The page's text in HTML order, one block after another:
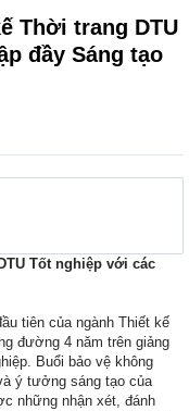
Thời trang DTU
đầy Sáng tạo
Tốt nghiệp với các
tiên của ngành Thiết kế
đường 4 năm trên giảng
Buổi bảo vệ không
ý tưởng sáng tạo của
những nhận xét, đánh